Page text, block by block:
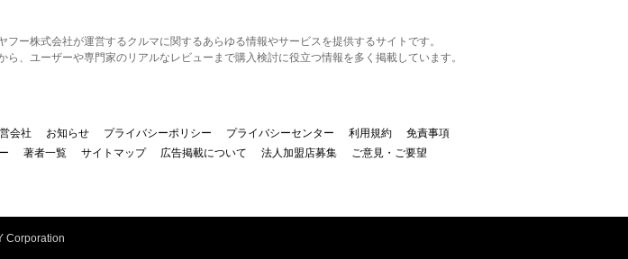
ー株式会社が運営するクルマに関するあらゆる情報やサービスを提供するサイトです。
ら、ユーザーや専門家のリアルなレビューまで購入検討に役立つ情報を多く掲載しています。
会社 お知らせ プライバシーポリシー プライバシーセンター 利用規約
免責事項
著者一覧 サイトマップ 広告掲載について 法人加盟店募集
ご意見・ご要望
Corporation